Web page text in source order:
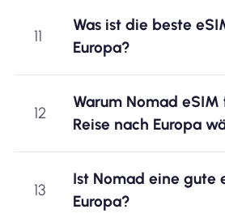
11
Was ist die beste
Europa?
12
Warum Nomad eSIM
Reise nach Europa
13
Ist Nomad eine gute
Europa?